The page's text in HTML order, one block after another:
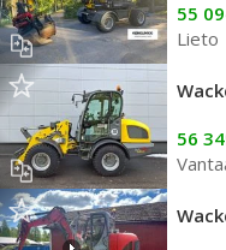
55
Lieto
56